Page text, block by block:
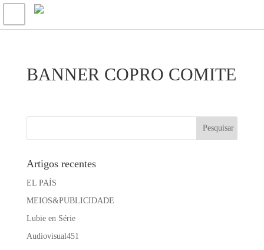
BANNER COPRO COMITE
Artigos recentes
EL PAÍS
MEIOS&PUBLICIDADE
Lubie en Série
Audiovisual451